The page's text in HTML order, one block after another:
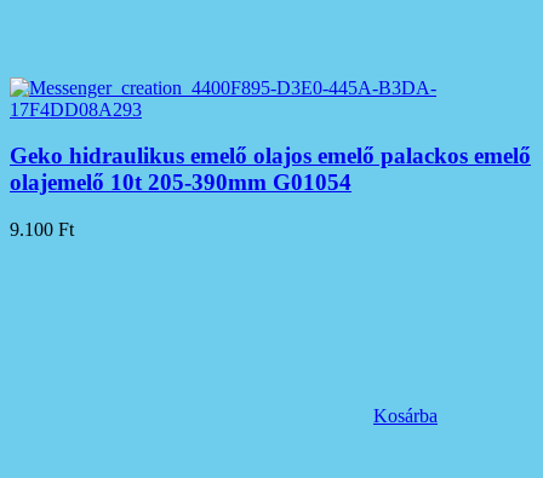
Geko hidraulikus emelő olajos emelő palackos emelő
olajemelő 10t 205-390mm G01054
9.100 Ft
Kosárba